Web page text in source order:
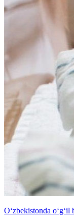
O‘zbekistonda